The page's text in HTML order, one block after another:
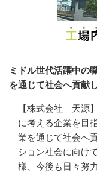
ミドル世代活躍中の
を通じて社会へ貢献
【株式会社　天源
に考える企業を目
業を通じて社会へ
ション社会に向け
様、今後も日々努